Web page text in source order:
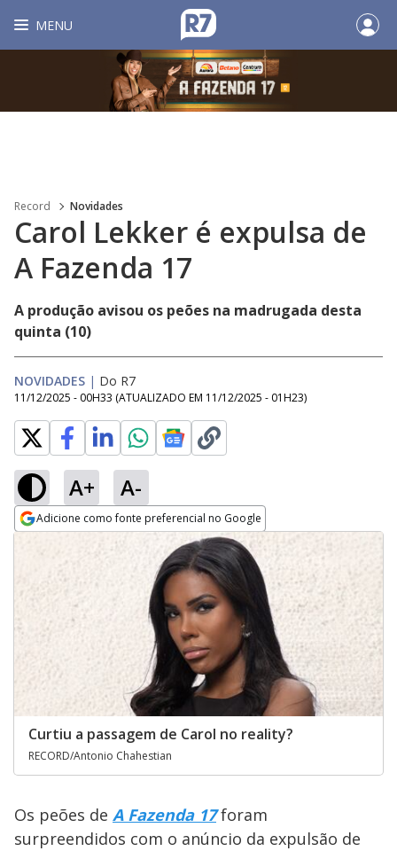
MENU
Record Novidades
Carol Lekker é expulsa de
A Fazenda 17
A produção avisou os peões na madrugada desta
quinta (10)
NOVIDADES | Do R7
11/12/2025 - 00H33 (ATUALIZADO EM 11/12/2025 - 01H23)
A+ A-
Adicione como fonte preferencial no Google
Opens in new window
Curtiu a passagem de Carol no reality?
RECORD/Antonio Chahestian
Os peões de A Fazenda 17foram
surpreendidos com o anúncio da expulsão de